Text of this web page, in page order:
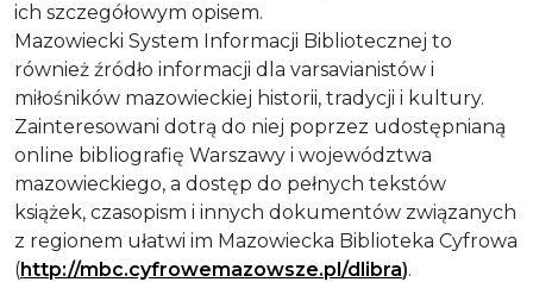
ich szczegółowym opisem.
Mazowiecki System Informacji Bibliotecznej to
również źródło informacji dla varsavianistów i
miłośników mazowieckiej historii, tradycji i kultury.
Zainteresowani dotrą do niej poprzez udostępnianą
online bibliografię Warszawy i województwa
mazowieckiego, a dostęp do pełnych tekstów
książek, czasopism i innych dokumentów związanych
z regionem ułatwi im Mazowiecka Biblioteka Cyfrowa
(http://mbc.cyfrowemazowsze.pl/dlibra).